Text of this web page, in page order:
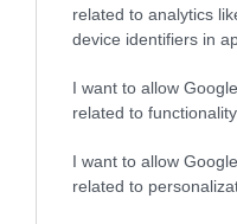
related to analytics
device identifiers in
I want to allow
related to
I want to allow
related to